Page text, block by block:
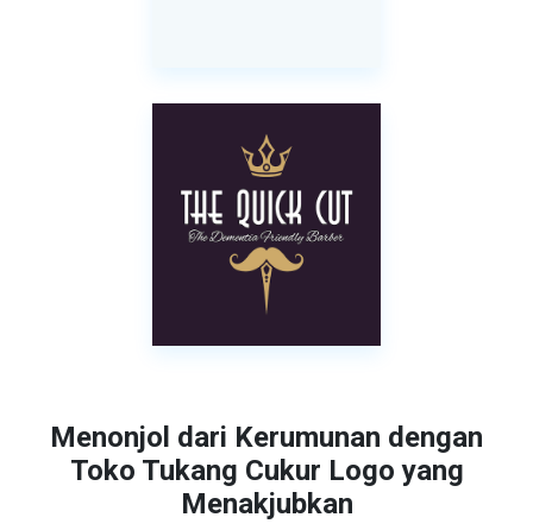
Menonjol dari Kerumunan dengan
Toko Tukang Cukur Logo yang
Menakjubkan